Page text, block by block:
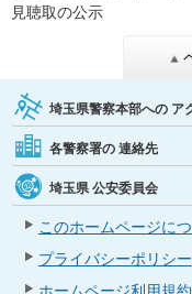
見聴取の公示
埼玉県警察本部への ア
各警察署の 連絡先
埼玉県 公安委員会
このホームページに
プライバシーポリシー